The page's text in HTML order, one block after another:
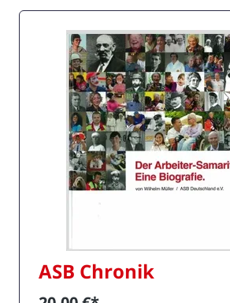
wird diese Powerbank zu
Begleiter für Ihre Kunden,
und Einsatzkräfte.
ASB Chronik